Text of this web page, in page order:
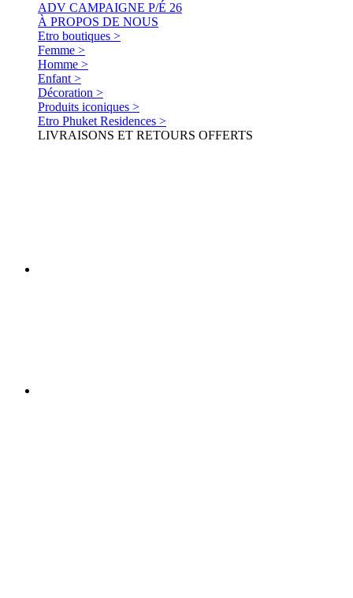
ADV CAMPAIGNE P/É 26
À PROPOS DE NOUS
Etro boutiques >
Femme >
Homme >
Enfant >
Décoration >
Produits iconiques >
Etro Phuket Residences >
LIVRAISONS ET RETOURS OFFERTS